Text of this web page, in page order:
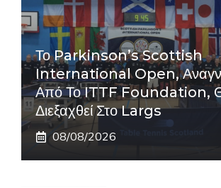
Το Parkinson’s Scottish
International Open,
Από Το ITTF Foundation,
Διεξαχθεί Στο Largs
08/08/2026